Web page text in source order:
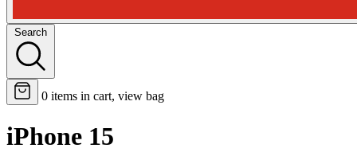
Search
0 items in cart, view bag
iPhone 15